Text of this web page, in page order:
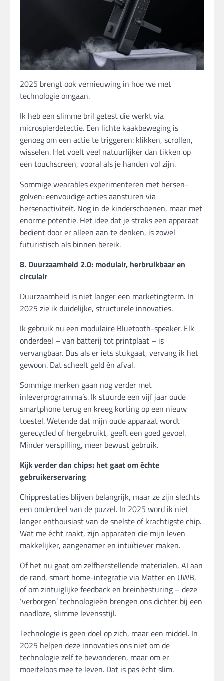
2025 brengt ook vernieuwing in hoe we met
technologie omgaan.
Ik heb een slimme bril getest die werkt via
microspierdetectie. Een lichte kaakbeweging is
genoeg om een actie te triggeren: klikken, scrollen,
wisselen. Het voelt veel natuurlijker dan tikken op
een touchscreen, vooral als je handen vol zijn.
Sommige wearables experimenteren met hersen-
golven: eenvoudige acties aansturen via
hersenactiviteit. Nog in de kinderschoenen, maar met
enorme potentie. Het idee dat je straks een apparaat
bedient door er alleen aan te denken, is zowel
futuristisch als binnen bereik.
8. Duurzaamheid 2.0: modulair, herbruikbaar en
circulair
Duurzaamheid is niet langer een marketingterm. In
2025 zie ik duidelijke, structurele innovaties.
Ik gebruik nu een modulaire Bluetooth-speaker. Elk
onderdeel – van batterij tot printplaat – is
vervangbaar. Dus als er iets stukgaat, vervang ik het
gewoon. Dat scheelt geld én afval.
Sommige merken gaan nog verder met
inleverprogramma’s. Ik stuurde een vijf jaar oude
smartphone terug en kreeg korting op een nieuw
toestel. Wetende dat mijn oude apparaat wordt
gerecycled of hergebruikt, geeft een goed gevoel.
Minder verspilling, meer bewust gebruik.
Kijk verder dan chips: het gaat om échte
gebruikerservaring
Chipprestaties blijven belangrijk, maar ze zijn slechts
een onderdeel van de puzzel. In 2025 word ik niet
langer enthousiast van de snelste of krachtigste chip.
Wat me écht raakt, zijn apparaten die mijn leven
makkelijker, aangenamer en intuïtiever maken.
Of het nu gaat om zelfherstellende materialen, AI aan
de rand, smart home-integratie via Matter en UWB,
of om zintuiglijke feedback en breinbesturing – deze
‘verborgen’ technologieën brengen ons dichter bij een
naadloze, slimme levensstijl.
Technologie is geen doel op zich, maar een middel. In
2025 helpen deze innovaties ons niet om de
technologie zelf te bewonderen, maar om er
moeiteloos mee te leven. Dat is pas écht slim.